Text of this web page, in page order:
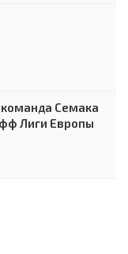
Семака
Лиги Европы